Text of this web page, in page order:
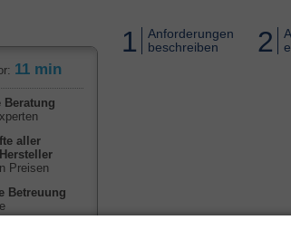
1
Anforderungen
beschreiben
2
11 min
Beratung
aller
Preisen
Betreuung